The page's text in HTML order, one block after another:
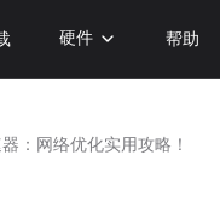
硬件 帮助
：网络优化实用攻略！